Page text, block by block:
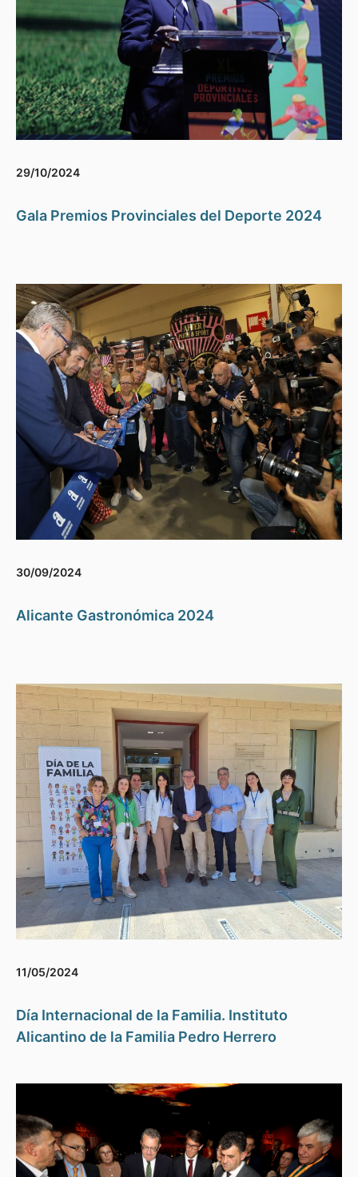
29/10/2024
Gala Premios Provinciales del Deporte 2024
30/09/2024
Alicante Gastronómica 2024
11/05/2024
Día Internacional de la Familia. Instituto
Alicantino de la Familia Pedro Herrero